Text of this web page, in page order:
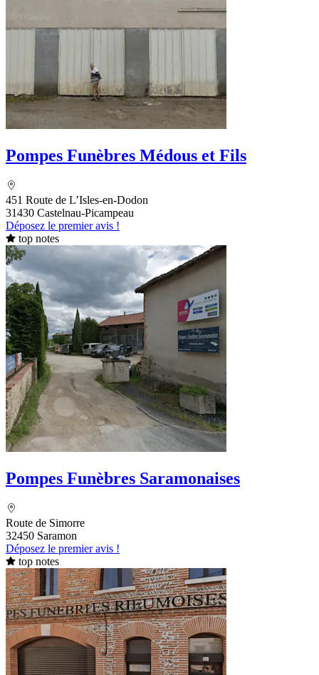
Pompes Funèbres Médous et Fils
451 Route de L’Isles-en-Dodon
31430 Castelnau-Picampeau
Déposez le premier avis !
top notes
Pompes Funèbres Saramonaises
Route de Simorre
32450 Saramon
Déposez le premier avis !
top notes